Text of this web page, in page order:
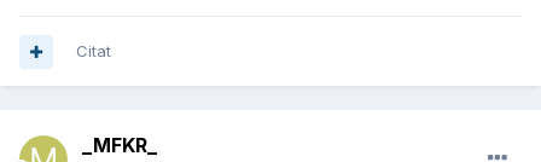
Citat
_MFKR_